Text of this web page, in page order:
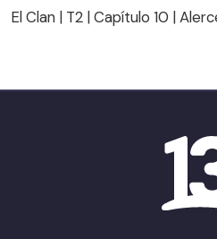
El Clan | T2 | Capítulo 10 |